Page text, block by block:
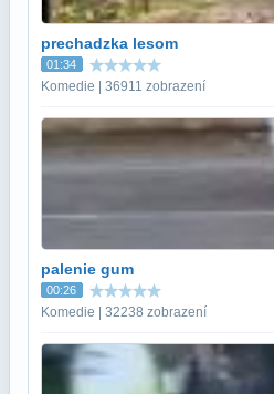
prechadzka lesom
01:34
Komedie | 36911 zobrazení
palenie gum
00:26
Komedie | 32238 zobrazení